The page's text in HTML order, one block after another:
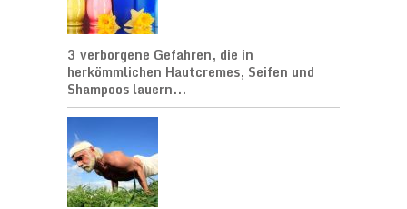
3 verborgene Gefahren, die in
herkömmlichen Hautcremes, Seifen und
Shampoos lauern...